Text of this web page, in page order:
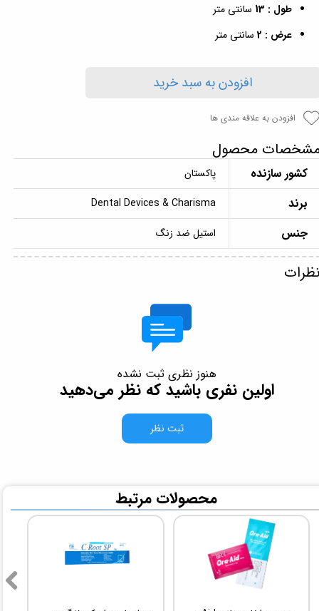
طول : 13
سانتی متر
عرض : 2
سانتی متر
افزودن به سبد خرید
افزودن به علاقه مندی ها
محصول
کشور سازنده پاکستان
برند Dental Devices & Charisma
جنس استیل ضد زنگ
هنوز نظری ثبت نشده
اولین نفری باشید که نظر می‌دهید
ثبت نظر
​محصولات مرتبط